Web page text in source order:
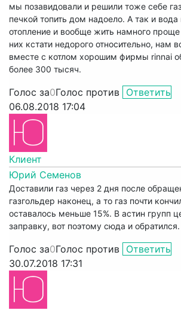
мы позавидовали и решили тоже себе
печкой топить дом надоело. А так и вода
отопление и вообще жить намного проще
них кстати недорого относительно, нам
вместе с котлом хорошим фирмы rinnai
более 300 тысяч.
Голос за0Голос против Ответить
06.08.2018 17:04
Клиент
Юрий Семенов
Доставили газ через 2 дня после
газгольдер наконец, а то газ почти
оставалось меньше 15%. В астин групп
заправку, вот поэтому сюда и обратился.
Голос за0Голос против Ответить
30.07.2018 17:31